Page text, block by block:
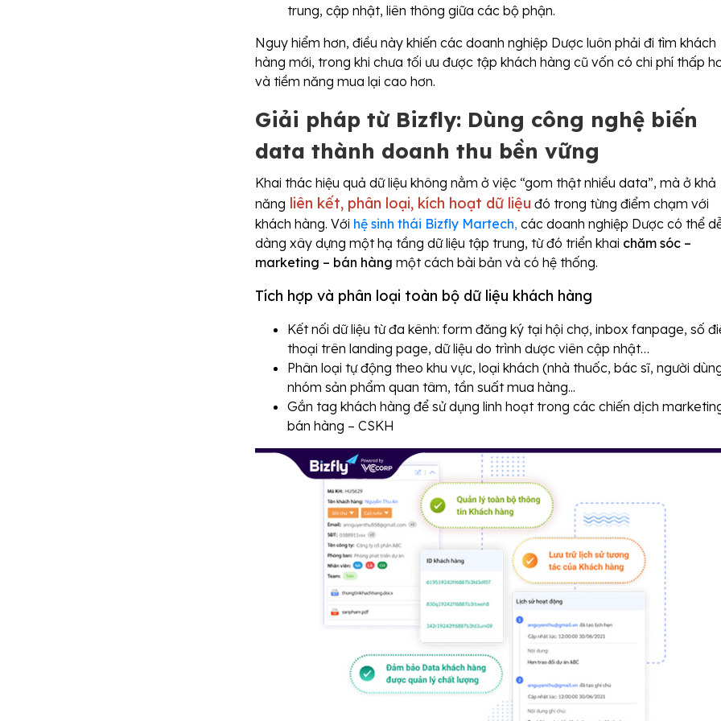
trung, cập nhật, liên thông giữa các bộ phận.
Nguy hiểm hơn, điều này khiến các doanh nghiệp Dược luôn phải đi tìm khách
hàng mới, trong khi chưa tối ưu được tập khách hàng cũ vốn có chi phí thấp
và tiềm năng mua lại cao hơn.
Giải pháp từ Bizfly: Dùng công nghệ biến
data thành doanh thu bền vững
Khai thác hiệu quả dữ liệu không nằm ở việc “gom thật nhiều data”, mà ở khả
năng liên kết, phân loại, kích hoạt dữ liệu đó trong từng điểm chạm với
khách hàng. Với hệ sinh thái Bizfly Martech, các doanh nghiệp Dược có thể
dàng xây dựng một hạ tầng dữ liệu tập trung, từ đó triển khai chăm sóc –
marketing – bán hàng một cách bài bản và có hệ thống.
Tích hợp và phân loại toàn bộ dữ liệu khách hàng
Kết nối dữ liệu từ đa kênh: form đăng ký tại hội chợ, inbox fanpage, số
thoại trên landing page, dữ liệu do trình dược viên cập nhật…
Phân loại tự động theo khu vực, loại khách (nhà thuốc, bác sĩ, người
nhóm sản phẩm quan tâm, tần suất mua hàng...
Gắn tag khách hàng để sử dụng linh hoạt trong các chiến dịch
bán hàng – CSKH